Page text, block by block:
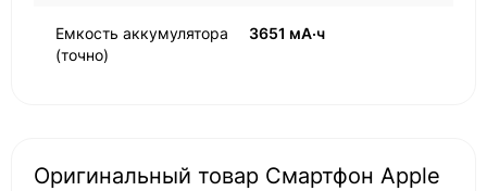
Емкость аккумулятора
(точно)
3651 мА·ч
Оригинальный товар Смартфон Apple